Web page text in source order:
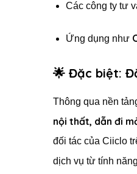
Các công ty tư
Ứng dụng như
🌟 Đặc biệt:
Thông qua nền
nội thất, dẫn đi
đối tác của Ciiclo
dịch vụ từ tính